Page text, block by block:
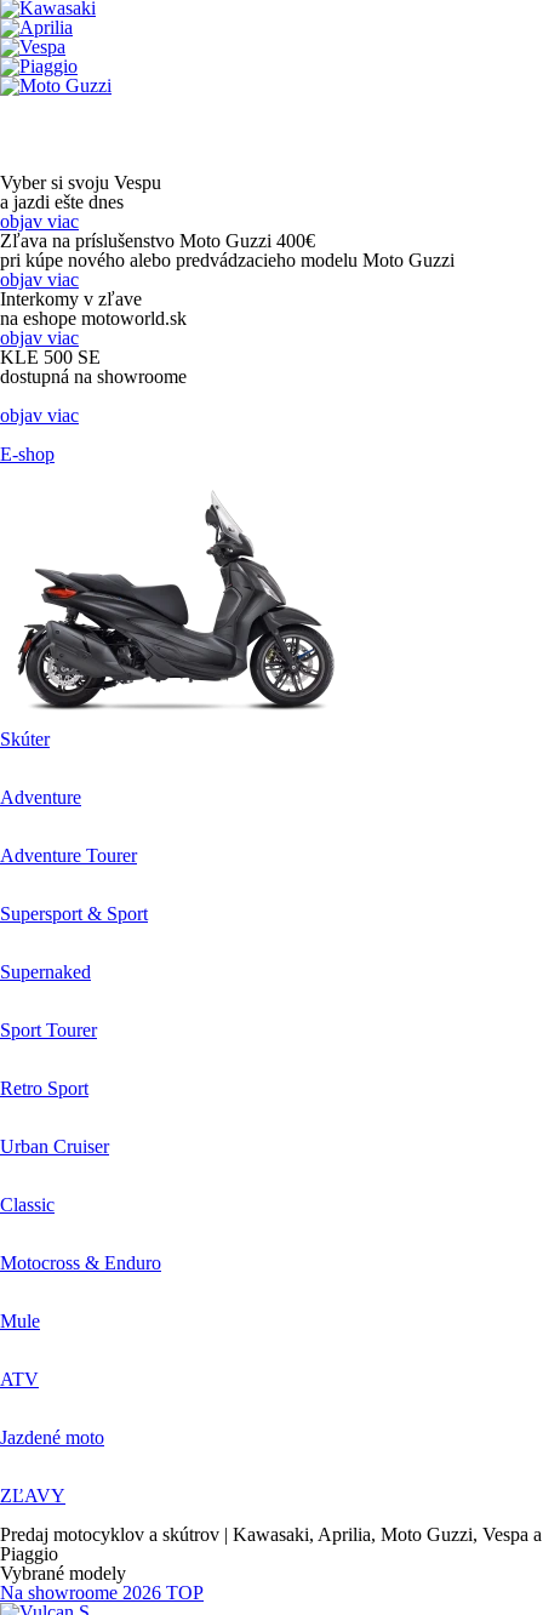
Vyber si svoju Vespu
a jazdi ešte dnes
objav viac
Zľava na príslušenstvo Moto Guzzi 400€
pri kúpe nového alebo predvádzacieho modelu Moto Guzzi
objav viac
Interkomy v zľave
na eshope motoworld.sk
objav viac
KLE 500 SE
dostupná na showroome
objav viac
E-shop
Skúter
Adventure
Adventure Tourer
Supersport & Sport
Supernaked
Sport Tourer
Retro Sport
Urban Cruiser
Classic
Motocross & Enduro
Mule
ATV
Jazdené moto
ZĽAVY
Predaj motocyklov a skútrov | Kawasaki, Aprilia, Moto Guzzi, Vespa a
Piaggio
Vybrané modely
Na showroome 2026 TOP